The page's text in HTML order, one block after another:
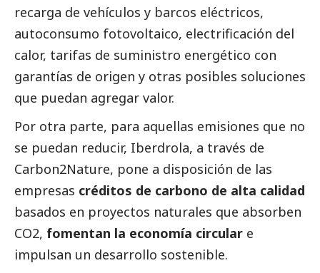
recarga de vehículos y barcos eléctricos,
autoconsumo fotovoltaico, electrificación del
calor, tarifas de suministro energético con
garantías de origen y otras posibles soluciones
que puedan agregar valor.
Por otra parte, para aquellas emisiones que no
se puedan reducir, Iberdrola, a través de
Carbon2Nature, pone a disposición de las
empresas créditos de carbono de alta calidad
basados en proyectos naturales que absorben
CO2, fomentan la economía circular e
impulsan un desarrollo sostenible.